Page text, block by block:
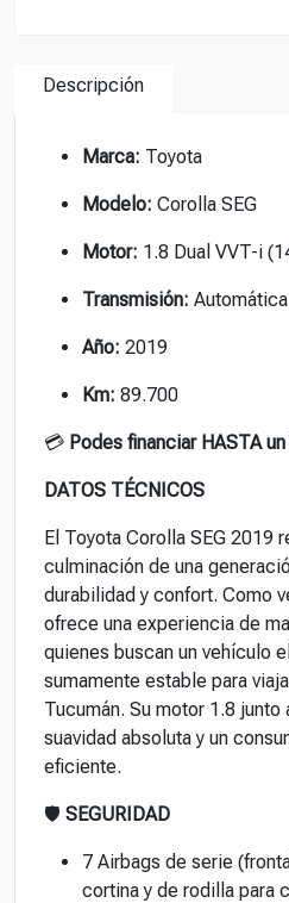
Descripción
Marca: Toyota
Modelo: Corolla SEG
Motor: 1.8 Dual VVT-i
Transmisión:
Año: 2019
Km: 89.700
💳 Podes financiar HASTA
DATOS TÉCNICOS
El Toyota Corolla SEG 2019
culminación de una
durabilidad y confort. Como
ofrece una experiencia de
quienes buscan un vehículo
sumamente estable para
Tucumán. Su motor 1.8
suavidad absoluta y un
eficiente.
🛡️ SEGURIDAD
7 Airbags de serie
cortina y de rodilla para